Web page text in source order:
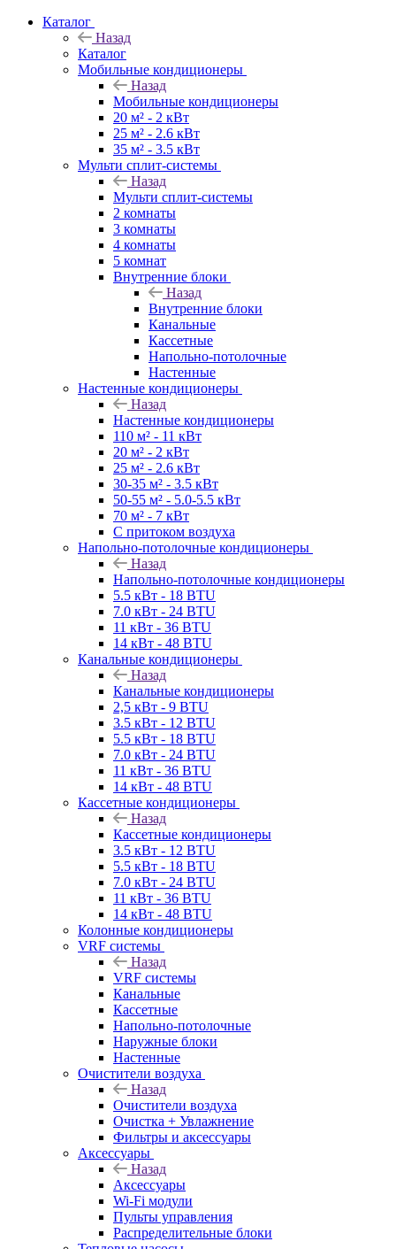
Каталог
Назад
Каталог
Мобильные кондиционеры
Назад
Мобильные кондиционеры
20 м² - 2 кВт
25 м² - 2.6 кВт
35 м² - 3.5 кВт
Мульти сплит-системы
Назад
Мульти сплит-системы
2 комнаты
3 комнаты
4 комнаты
5 комнат
Внутренние блоки
Назад
Внутренние блоки
Канальные
Кассетные
Напольно-потолочные
Настенные
Настенные кондиционеры
Назад
Настенные кондиционеры
110 м² - 11 кВт
20 м² - 2 кВт
25 м² - 2.6 кВт
30-35 м² - 3.5 кВт
50-55 м² - 5.0-5.5 кВт
70 м² - 7 кВт
С притоком воздуха
Напольно-потолочные кондиционеры
Назад
Напольно-потолочные кондиционеры
5.5 кВт - 18 BTU
7.0 кВт - 24 BTU
11 кВт - 36 BTU
14 кВт - 48 BTU
Канальные кондиционеры
Назад
Канальные кондиционеры
2,5 кВт - 9 BTU
3.5 кВт - 12 BTU
5.5 кВт - 18 BTU
7.0 кВт - 24 BTU
11 кВт - 36 BTU
14 кВт - 48 BTU
Кассетные кондиционеры
Назад
Кассетные кондиционеры
3.5 кВт - 12 BTU
5.5 кВт - 18 BTU
7.0 кВт - 24 BTU
11 кВт - 36 BTU
14 кВт - 48 BTU
Колонные кондиционеры
VRF системы
Назад
VRF системы
Канальные
Кассетные
Напольно-потолочные
Наружные блоки
Настенные
Очистители воздуха
Назад
Очистители воздуха
Очистка + Увлажнение
Фильтры и аксессуары
Аксессуары
Назад
Аксессуары
Wi-Fi модули
Пульты управления
Распределительные блоки